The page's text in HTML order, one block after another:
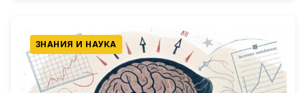
ЗНАНИЯ И НАУКА